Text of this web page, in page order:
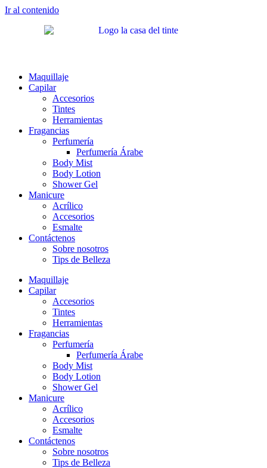
Ir al contenido
Maquillaje
Capilar
Accesorios
Tintes
Herramientas
Fragancias
Perfumería
Perfumería Árabe
Body Mist
Body Lotion
Shower Gel
Manicure
Acrílico
Accesorios
Esmalte
Contáctenos
Sobre nosotros
Tips de Belleza
Maquillaje
Capilar
Accesorios
Tintes
Herramientas
Fragancias
Perfumería
Perfumería Árabe
Body Mist
Body Lotion
Shower Gel
Manicure
Acrílico
Accesorios
Esmalte
Contáctenos
Sobre nosotros
Tips de Belleza